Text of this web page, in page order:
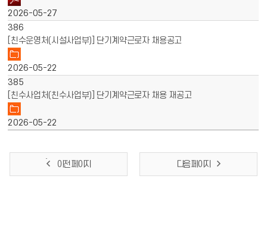
2026-05-27
386
[친수운영처(시설사업부)] 단기계약근로자 채용공고
2026-05-22
385
[친수사업처(친수사업부)] 단기계약근로자 채용 재공고
2026-05-22
이전 페이지 다음 페이지